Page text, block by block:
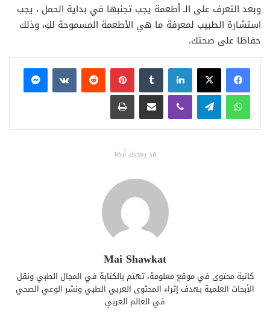
وبعد التعرف على الـ أطعمة يجب تجنبها في بداية الحمل ، يجب
استشارة الطبيب لمعرفة ما هي الأطعمة المسموحة لكِ، وذلك
حفاظا على صحتك.
فيسبوكX لينكدإن بينتيريست
ماسنجر
واتساب تيلقرام ڤايبر مشاركة عبر البريد طباعة
قد يعجبك أيضا
Mai Shawkat
كاتبة محتوى في موقع معلومة، تهتم بالكتابة في المجال الطبي ونقل
الأبحاث العلمية بهدف إثراء المحتوى العربي الطبي ونشر الوعي الصحي
في العالم العربي